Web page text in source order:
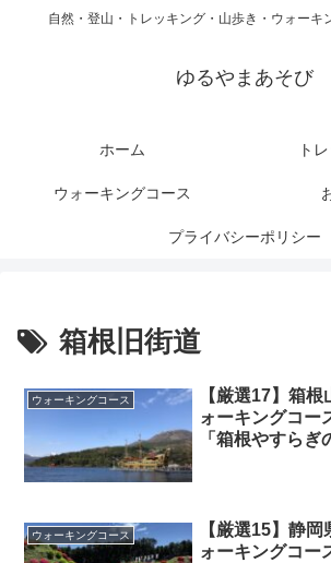
自然・登山・トレッキング・山歩き・ウォーキ
ゆるやまあそび
ホーム ト
ウォーキングコース
プライバシーポリシー
箱根旧街道
ウォーキングコース
【厳選17】箱
ォーキングコー
「箱根やすらぎ
ウォーキングコース
【厳選15】静
ォーキングコー